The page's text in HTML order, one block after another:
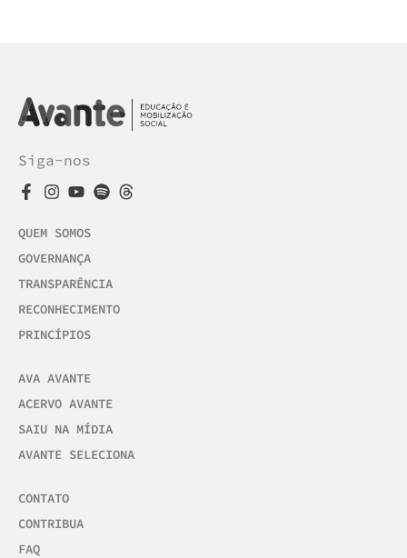
Siga-nos
QUEM SOMOS
GOVERNANÇA
TRANSPARÊNCIA
RECONHECIMENTO
PRINCÍPIOS
AVA AVANTE
ACERVO AVANTE
SAIU NA MÍDIA
AVANTE SELECIONA
CONTATO
CONTRIBUA
FAQ